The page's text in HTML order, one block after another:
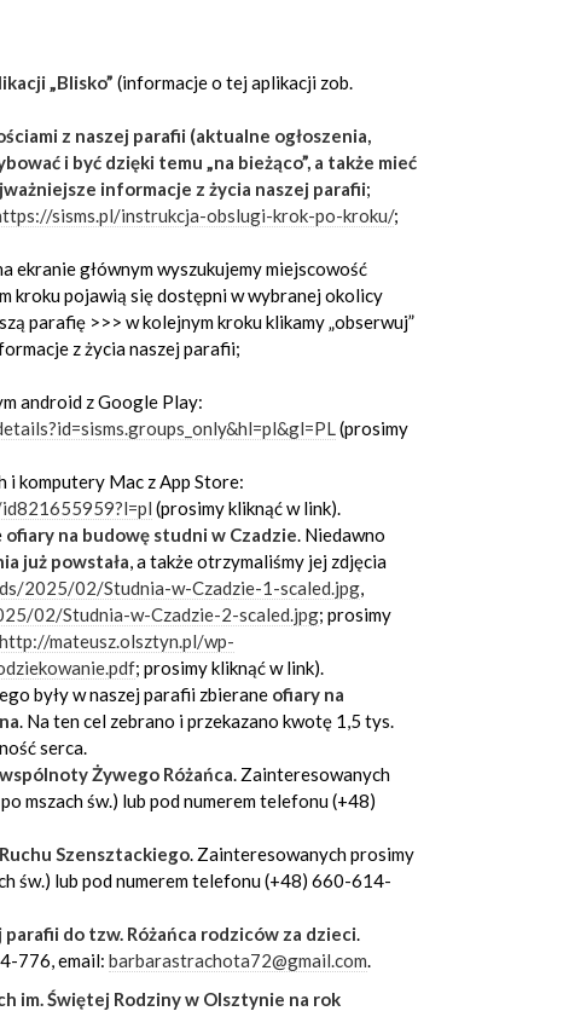
„Blisko” (informacje o tej aplikacji zob.
z naszej parafii (aktualne ogłoszenia,
i być dzięki temu „na bieżąco”, a także mieć
informacje z życia naszej parafii;
sisms.pl/instrukcja-obslugi-krok-po-kroku/;
ekranie głównym wyszukujemy miejscowość
kroku pojawią się dostępni w wybranej okolicy
parafię >>> w kolejnym kroku klikamy „obserwuj”
z życia naszej parafii;
android z Google Play:
(prosimy
i komputery Mac z App Store:
(prosimy kliknąć w link).
ofiary na budowę studni w Czadzie. Niedawno
już powstała, a także otrzymaliśmy jej zdjęcia
2025/02/Studnia-w-Czadzie-1-scaled.jpg,
02/Studnia-w-Czadzie-2-scaled.jpg; prosimy
http://mateusz.olsztyn.pl/wp-
; prosimy kliknąć w link).
były w naszej parafii zbierane ofiary na
. Na ten cel zebrano i przekazano kwotę 1,5 tys.
serca.
Żywego Różańca. Zainteresowanych
mszach św.) lub pod numerem telefonu (+48)
Szensztackiego. Zainteresowanych prosimy
św.) lub pod numerem telefonu (+48) 660-614-
do tzw. Różańca rodziców za dzieci.
776, email: barbarastrachota72@gmail.com.
im. Świętej Rodziny w Olsztynie na rok